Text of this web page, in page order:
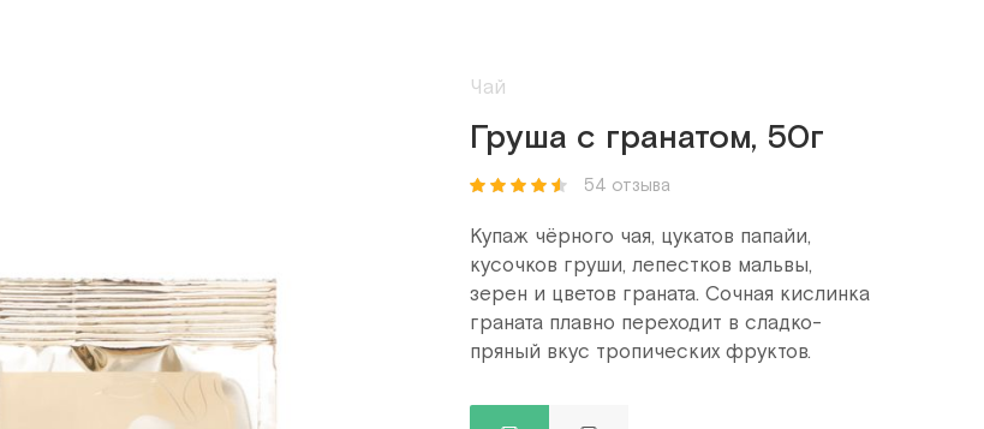
Чай
Груша с гранатом, 50г
54 отзыва
Купаж чёрного чая, цукатов папайи,
кусочков груши, лепестков мальвы,
зерен и цветов граната. Сочная кислинка
граната плавно переходит в сладко-
пряный вкус тропических фруктов.